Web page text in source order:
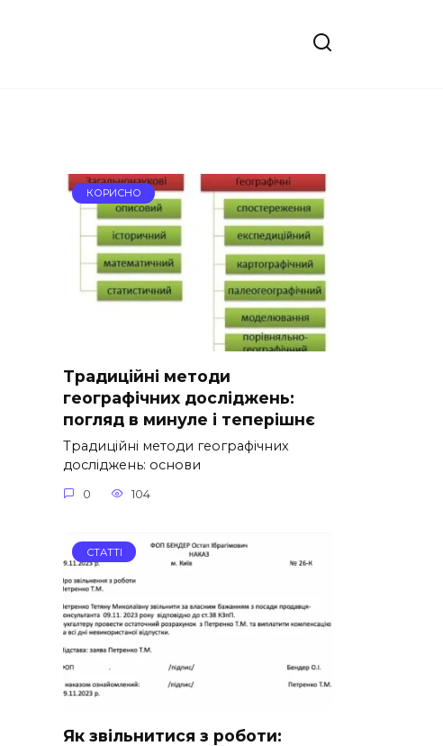
КОРИСНО
Традиційні методи
географічних досліджень:
погляд в минуле і теперішнє
Традиційні методи географічних
досліджень: основи
0 104
СТАТТІ
Як звільнитися з роботи: